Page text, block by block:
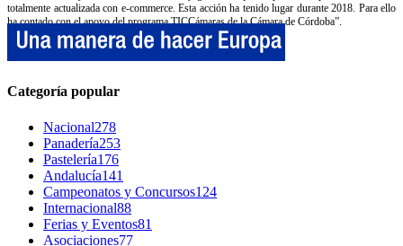
totalmente actualizada con e-commerce. Esta acción ha tenido lugar durante 2018. Para ello
ha contado con el apoyo del programa TICCámaras de la Cámara de Córdoba”.
Categoría popular
Nacional278
Panadería253
Pastelería176
Andalucía141
Campeonatos y Concursos124
Internacional88
Ferias y Eventos81
Asociaciones77